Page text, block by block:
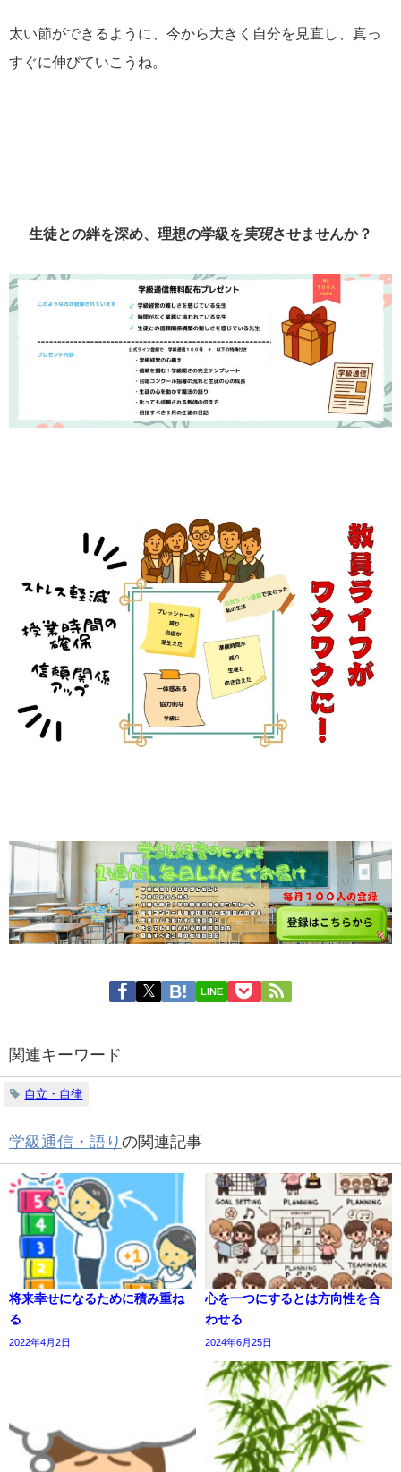
太い節ができるように、今から大きく自分を見直し、真っ
すぐに伸びていこうね。
生徒との絆を深め、理想の学級を実現させませんか？
LINE
関連キーワード
自立・自律
学級通信・語り の関連記事
将来幸せになるために積み重ね
る
2022年4月2日
心を一つにするとは方向性を合
わせる
2024年6月25日